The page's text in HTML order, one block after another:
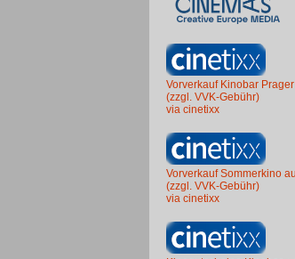
Vorverkauf Kinobar
(zzgl. VVK-Gebühr)
via cinetixx
Vorverkauf Sommerkino
(zzgl. VVK-Gebühr)
via cinetixx